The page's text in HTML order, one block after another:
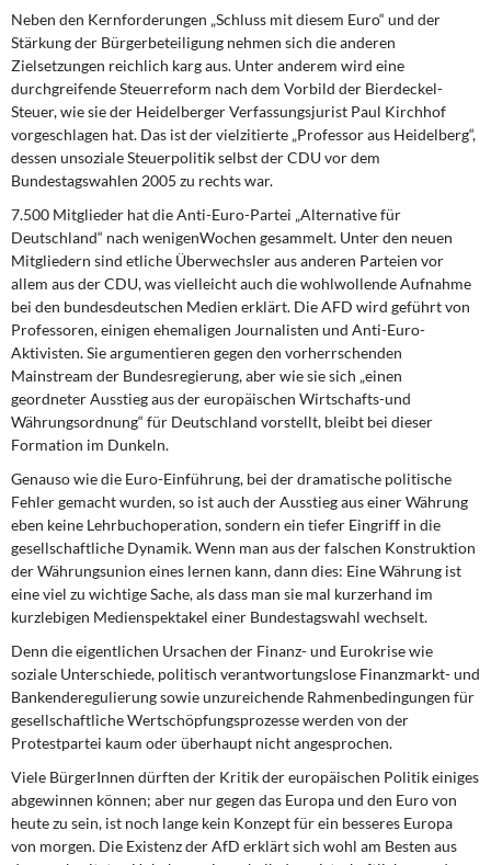
Institut Solidarische Moderne
Rosa-Luxemburg-Stiftung
Über mich
Kontakt
Neben den Kernforderungen „Schluss mit diesem Euro“ und der
Stärkung der Bürger­beteiligung nehmen sich die anderen
Zielsetzungen reichlich karg aus. Unter anderem wird eine
durchgreifende Steuerreform nach dem Vorbild der Bierdeckel-
Steuer, wie sie der Heidelberger Verfassungsjurist Paul Kirchhof
vorgeschlagen hat. Das ist der vielzi­tierte „Professor aus Heidelberg“,
dessen unsoziale Steuerpolitik selbst der CDU vor dem
Bundestagswahlen 2005 zu rechts war.
7.500 Mitglieder hat die Anti-Euro-Partei „Alternative für
Deutschland“ nach wenigenWochen gesammelt. Unter den neuen
Mitgliedern sind etliche Überwechsler aus ande­ren Parteien vor
allem aus der CDU, was vielleicht auch die wohlwollende Aufnahme
bei den bundesdeutschen Medien erklärt. Die AFD wird geführt von
Professoren, eini­gen ehemaligen Journalisten und Anti-Euro-
Aktivisten. Sie argumentieren gegen den vorherrschenden
Mainstream der Bundesregierung, aber wie sie sich „einen
geordneter Ausstieg aus der europäischen Wirtschafts-und
Währungsordnung“ für Deutschland vorstellt, bleibt bei dieser
Formation im Dunkeln.
Genauso wie die Euro-Einführung, bei der dramatische politische
Fehler gemacht wur­den, so ist auch der Ausstieg aus einer Währung
eben keine Lehrbuchoperation, son­dern ein tiefer Eingriff in die
gesellschaftliche Dynamik. Wenn man aus der falschen Konstruktion
der Währungsunion eines lernen kann, dann dies: Eine Währung ist
eine viel zu wichtige Sache, als dass man sie mal kurzerhand im
kurzlebigen Medienspekta­kel einer Bundestagswahl wechselt.
Denn die eigentlichen Ursachen der Finanz- und Eurokrise wie
soziale Unterschiede, politisch verantwortungslose Finanzmarkt- und
Bankenderegulierung sowie unzu­reichende Rahmenbedingungen für
gesellschaftliche Wertschöpfungsprozesse werden von der
Protestpartei kaum oder überhaupt nicht angesprochen.
Viele BürgerInnen dürften der Kritik der europäischen Politik einiges
abgewinnen kön­nen; aber nur gegen das Europa und den Euro von
heute zu sein, ist noch lange kein Konzept für ein besseres Europa
von morgen. Die Existenz der AfD erklärt sich wohl am Besten aus